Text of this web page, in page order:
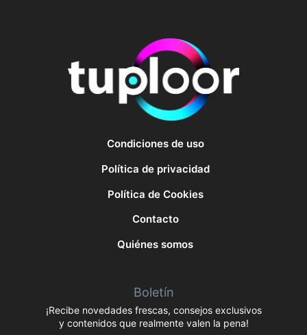
Condiciones de uso
Política de privacidad
Política de Cookies
Contacto
Quiénes somos
Boletín
¡Recibe novedades frescas, consejos exclusivos
y contenidos que realmente valen la pena!